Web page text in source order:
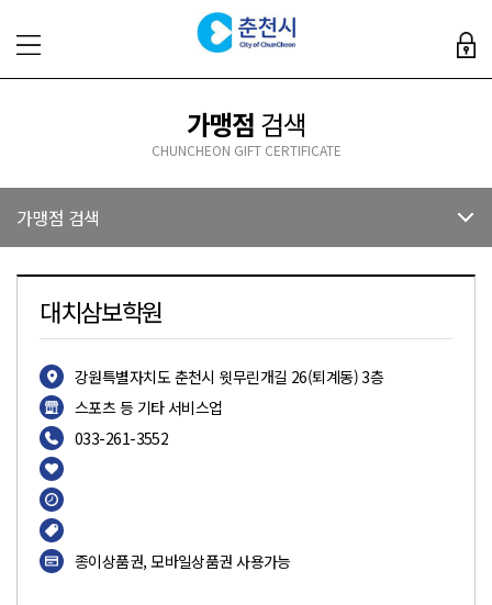
가맹점 검색
CHUNCHEON GIFT CERTIFICATE
가맹점 검색
대치삼보학원
강원특별자치도 춘천시 윗무린개길 26(퇴계동) 3층
스포츠 등 기타 서비스업
033-261-3552
종이상품권, 모바일상품권 사용가능